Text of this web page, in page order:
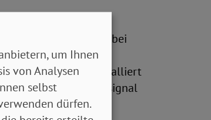
genutzt. Dabei
Eine spezielle
muss nicht installiert
kann auch ein Tonsignal
um Ihnen
von Analysen
selbst
dürfen.